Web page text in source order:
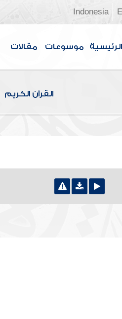
Indonesia
الرئيسية موسوعات مقالات
القرآن الكريم